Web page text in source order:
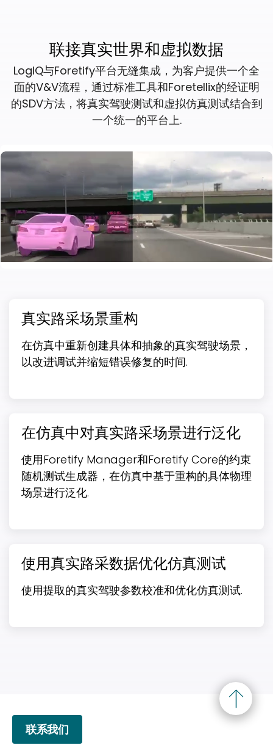
联接真实世界和虚拟数据
LogIQ与Foretify平台无缝集成，为客户提供一个全
面的V&V流程，通过标准工具和Foretellix的经证明
的SDV方法，将真实驾驶测试和虚拟仿真测试结合到
一个统一的平台上.
真实路采场景重构
在仿真中重新创建具体和抽象的真实驾驶场景，
以改进调试并缩短错误修复的时间.
在仿真中对真实路采场景进行泛化
使用Foretify Manager和Foretify Core的约束
随机测试生成器，在仿真中基于重构的具体物理
场景进行泛化.
使用真实路采数据优化仿真测试
使用提取的真实驾驶参数校准和优化仿真测试.
联系我们
欢迎订阅我们的新闻邮件
我们尊重您的隐私权。我们使用您提供的联系信息来分享公
司产品内容与服务。您可以随时选择退订。若要理解更多，
提交